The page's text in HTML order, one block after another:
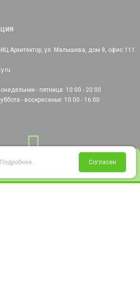
Избранное Корзина
ИЦ Архитектор, ул. Малышева, дом 8, офис 111
- пятница: 10:00 - 20:00
- воскресенье: 10:00 - 16:00
Подробнее... Согласен